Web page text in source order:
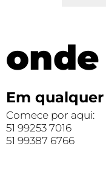
Em
Comece por aqui:
51 99253 7016
51 99387 6766